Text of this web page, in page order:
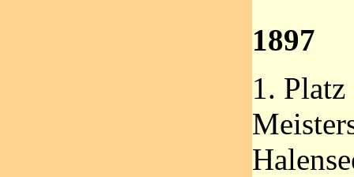
1897
1.